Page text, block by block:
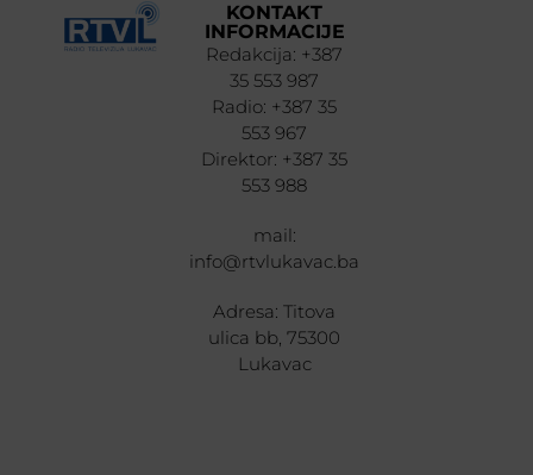
KONTAKT
INFORMACIJE
Redakcija: +387
35 553 987
Radio: +387 35
553 967
Direktor: +387 35
553 988
mail:
info@rtvlukavac.ba
Adresa: Titova
ulica bb, 75300
Lukavac